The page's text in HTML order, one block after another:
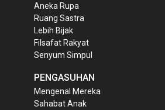
Aneka Rupa
Ruang Sastra
Lebih Bijak
Filsafat Rakyat
Senyum Simpul
PENGASUHAN
Mengenal Mereka
Sahabat Anak